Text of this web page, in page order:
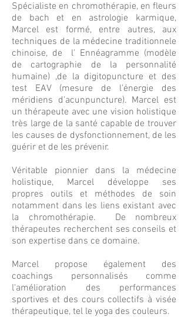
Spécialiste en chromothérapie, en fleurs
de bach et en astrologie karmique,
Marcel est formé, entre autres, aux
techniques de la médecine traditionnele
chinoise, de l' Ennéagramme (modèle
de cartographie de la personnalité
humaine) ,de la digitopuncture et des
test EAV (mesure de l'énergie des
méridiens d'acunpuncture). Marcel est
un thérapeute avec une vision holistique
très large de la santé capable de trouver
les causes de dysfonctionnement, de les
guérir et de les prévenir.
Véritable pionnier dans la médecine
holistique, Marcel développe ses
propres outils et méthodes de soin
notamment dans les liens existant avec
la chromothérapie. De nombreux
thérapeutes recherchent ses conseils et
son expertise dans ce domaine.
Marcel propose également des
coachings personnalisés comme
l'amélioration des performances
sportives et des cours collectifs à visée
thérapeutique, tel le yoga des couleurs.